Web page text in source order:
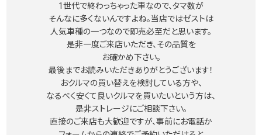
1世代で終わっちゃった車なので、タマ数が
そんなに多くないんですよね。当店ではゼストは
人気車種の一つなので即売必至だと思います。
是非一度ご来店いただき、その品質を
お確かめ下さい。
最後までお読みいただきありがとうございます！
おクルマの買い替えを検討している方や、
なるべく安くて良いクルマを買いたいという方は、
是非ストレージにご相談下さい。
直接のご来店も大歓迎ですが、事前にお電話か